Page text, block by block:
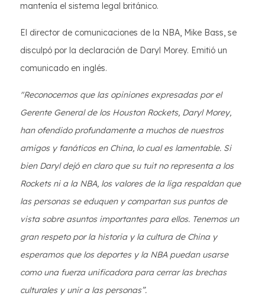
mantenía el sistema legal británico.
El director de comunicaciones de la NBA, Mike Bass, se
disculpó por la declaración de Daryl Morey. Emitió un
comunicado en inglés.
"Reconocemos que las opiniones expresadas por el
Gerente General de los Houston Rockets, Daryl Morey,
han ofendido profundamente a muchos de nuestros
amigos y fanáticos en China, lo cual es lamentable. Si
bien Daryl dejó en claro que su tuit no representa a los
Rockets ni a la NBA, los valores de la liga respaldan que
las personas se eduquen y compartan sus puntos de
vista sobre asuntos importantes para ellos. Tenemos un
gran respeto por la historia y la cultura de China y
esperamos que los deportes y la NBA puedan usarse
como una fuerza unificadora para cerrar las brechas
culturales y unir a las personas”.